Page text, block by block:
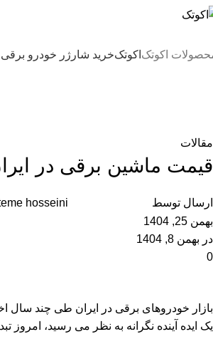
اکوتک اکوتکخرید شارژر خودرو برقی
مقالات
قیمت ماشین برقی در ایران ۱۴۰۴ | بررسی قیمت روز و عوامل
ارسال توسط
hosseini
بهمن 25, 1404
در بهمن 8, 1404
0
بازار خودروهای برقی در ایران طی چند
یک ایده آینده نگرانه به نظر می رسید،